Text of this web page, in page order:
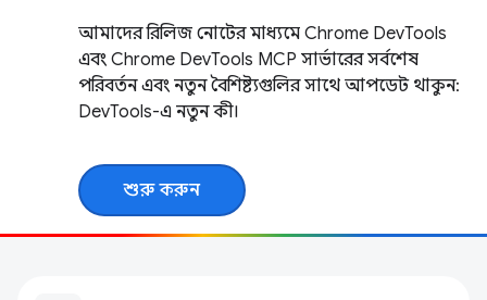
আমাদের রিলিজ নোটের মাধ্যমে Chrome DevTools
এবং Chrome DevTools MCP সার্ভারের সর্বশেষ
পরিবর্তন এবং নতুন বৈশিষ্ট্যগুলির সাথে আপডেট থাকুন:
DevTools-এ নতুন কী।
শুরু করুন